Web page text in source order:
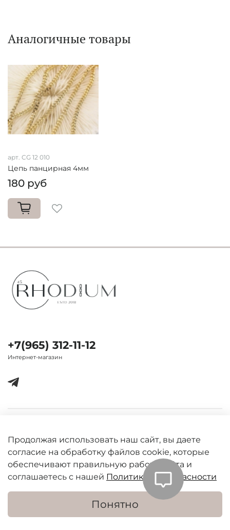
В корзину
Аналогичные товары
арт. CG 12 010
Цепь панцирная 4мм
180 руб
+7(965) 312-11-12
Интернет-магазин
Продолжая использовать наш сайт, вы даете
согласие на обработку файлов cookie, которые
обеспечивают правильную работу сайта и
соглашаетесь с нашей Политикой безопасности
Понятно